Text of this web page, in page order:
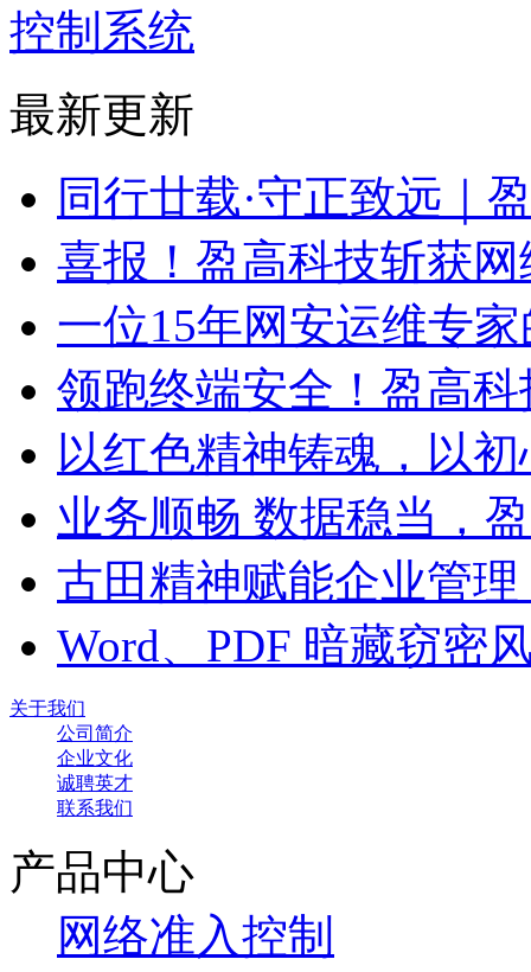
控制系统
最新更新
同行廿载·守正致远｜
喜报！盈高科技斩获
一位15年网安运维专
领跑终端安全！盈高
以红色精神铸魂，以
业务顺畅 数据稳当，
古田精神赋能企业管
Word、PDF 暗藏窃密
关于我们
公司简介
企业文化
诚聘英才
联系我们
产品中心
网络准入控制